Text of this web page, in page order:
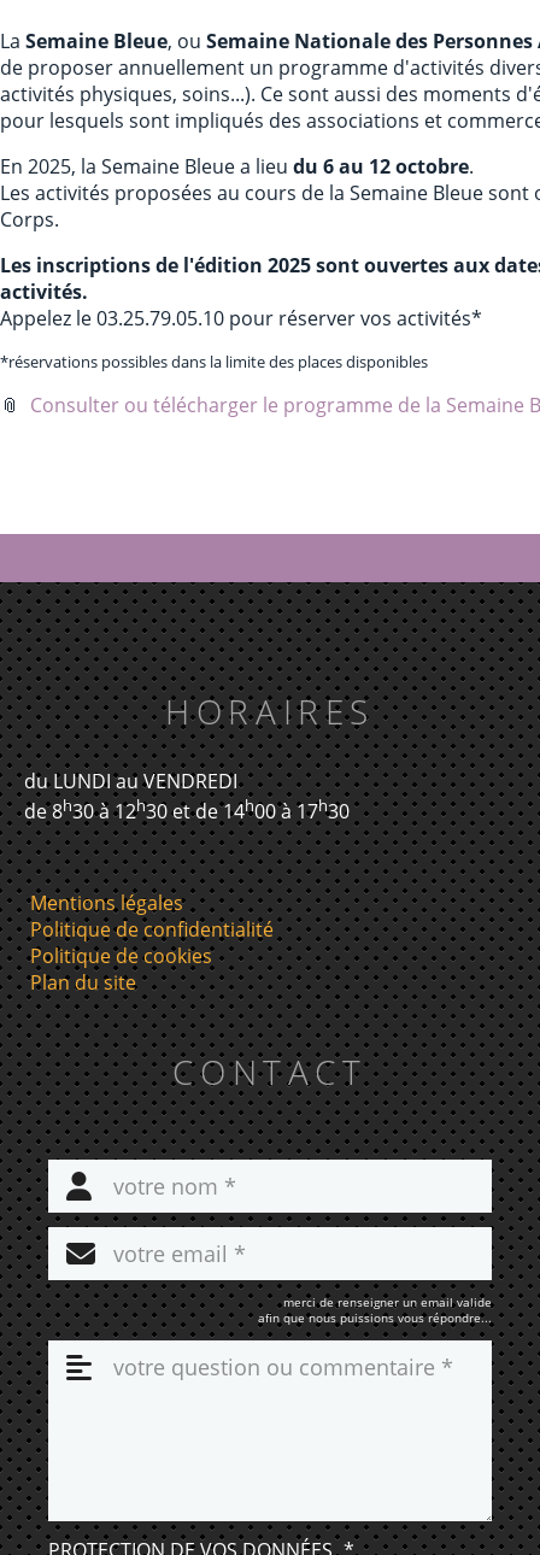
La Semaine Bleue, ou Semaine Nationale des Personnes
de proposer annuellement un programme d'activités
activités physiques, soins...). Ce sont aussi des moments
pour lesquels sont impliqués des associations et
En 2025, la Semaine Bleue a lieu du 6 au 12 octobre.
Les activités proposées au cours de la Semaine Bleue
Corps.
Les inscriptions de l'édition 2025 sont ouvertes aux
activités.
Appelez le 03.25.79.05.10 pour réserver vos activités*
*réservations possibles dans la limite des places disponibles
📎 Consulter ou télécharger le programme de la Semaine
HORAIRES
du LUNDI au VENDREDI
de 8h30 à 12h30 et de 14h00 à 17h30
Mentions légales
Politique de confidentialité
Politique de cookies
Plan du site
CONTACT
merci de renseigner un email valide
afin que nous puissions vous répondre...